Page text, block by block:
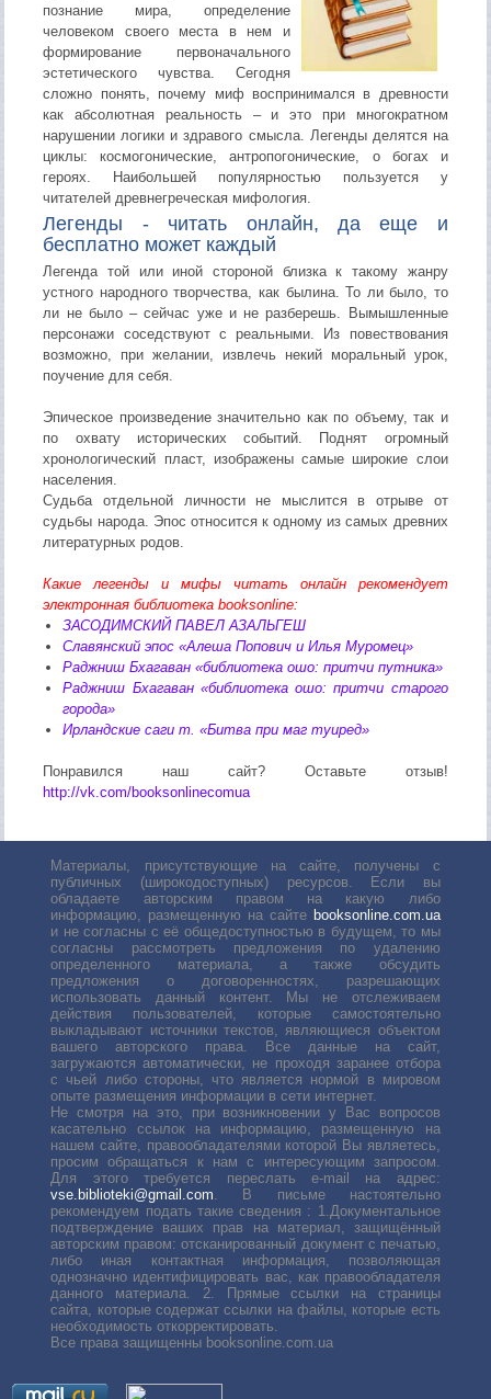
познание мира, определение
человеком своего места в нем и
формирование первоначального
эстетического чувства. Сегодня
сложно понять, почему миф воспринимался в древности
как абсолютная реальность – и это при многократном
нарушении логики и здравого смысла. Легенды делятся на
циклы: космогонические, антропогонические, о богах и
героях. Наибольшей популярностью пользуется у
читателей древнегреческая мифология.
Легенды - читать онлайн, да еще и
бесплатно может каждый
Легенда той или иной стороной близка к такому жанру
устного народного творчества, как былина. То ли было, то
ли не было – сейчас уже и не разберешь. Вымышленные
персонажи соседствуют с реальными. Из повествования
возможно, при желании, извлечь некий моральный урок,
поучение для себя.
Эпическое произведение значительно как по объему, так и
по охвату исторических событий. Поднят огромный
хронологический пласт, изображены самые широкие слои
населения.
Судьба отдельной личности не мыслится в отрыве от
судьбы народа. Эпос относится к одному из самых древних
литературных родов.
Какие легенды и мифы читать онлайн рекомендует
электронная библиотека booksonline:
ЗАСОДИМСКИЙ ПАВЕЛ АЗАЛЬГЕШ
Славянский эпос «Алеша Попович и Илья Муромец»
Раджниш Бхагаван «библиотека ошо: притчи путника»
Раджниш Бхагаван «библиотека ошо: притчи старого
города»
Ирландские саги т. «Битва при маг туиред»
Понравился наш сайт? Оставьте отзыв!
http://vk.com/booksonlinecomua
Материалы, присутствующие на сайте, получены с
публичных (широкодоступных) ресурсов. Если вы
обладаете авторским правом на какую либо
информацию, размещенную на сайте booksonline.com.ua
и не согласны с её общедоступностью в будущем, то мы
согласны рассмотреть предложения по удалению
определенного материала, а также обсудить
предложения о договоренностях, разрешающих
использовать данный контент. Мы не отслеживаем
действия пользователей, которые самостоятельно
выкладывают источники текстов, являющиеся объектом
вашего авторского права. Все данные на сайт,
загружаются автоматически, не проходя заранее отбора
с чьей либо стороны, что является нормой в мировом
опыте размещения информации в сети интернет.
Не смотря на это, при возникновении у Вас вопросов
касательно ссылок на информацию, размещенную на
нашем сайте, правообладателями которой Вы являетесь,
просим обращаться к нам с интересующим запросом.
Для этого требуется переслать е-mail на адрес:
vse.biblioteki@gmail.com . В письме настоятельно
рекомендуем подать такие сведения : 1.Документальное
подтверждение ваших прав на материал, защищённый
авторским правом: отсканированный документ с печатью,
либо иная контактная информация, позволяющая
однозначно идентифицировать вас, как правообладателя
данного материала. 2. Прямые ссылки на страницы
сайта, которые содержат ссылки на файлы, которые есть
необходимость откорректировать.
Все права защищенны booksonline.com.ua